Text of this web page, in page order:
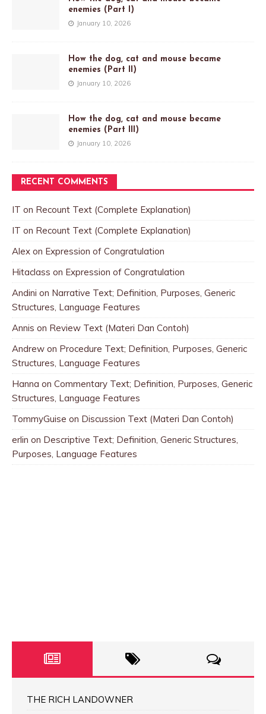
enemies (Part I)
January 10, 2026
How the dog, cat and mouse became
enemies (Part II)
January 10, 2026
How the dog, cat and mouse became
enemies (Part III)
January 10, 2026
RECENT COMMENTS
IT on Recount Text (Complete Explanation)
IT on Recount Text (Complete Explanation)
Alex on Expression of Congratulation
Hitaclass on Expression of Congratulation
Andini on Narrative Text; Definition, Purposes, Generic
Structures, Language Features
Annis on Review Text (Materi Dan Contoh)
Andrew on Procedure Text; Definition, Purposes, Generic
Structures, Language Features
Hanna on Commentary Text; Definition, Purposes, Generic
Structures, Language Features
TommyGuise on Discussion Text (Materi Dan Contoh)
erlin on Descriptive Text; Definition, Generic Structures,
Purposes, Language Features
THE RICH LANDOWNER